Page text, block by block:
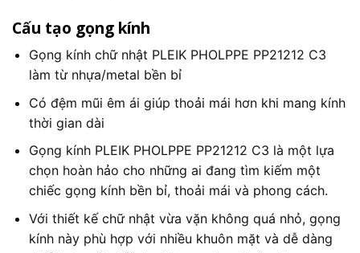
Cấu tạo gọng kính
Gọng kính chữ nhật PLEIK PHOLPPE PP21212 C3
làm từ nhựa/metal bền bỉ
Có đệm mũi êm ái giúp thoải mái hơn khi mang kính
thời gian dài
Gọng kính PLEIK PHOLPPE PP21212 C3 là một lựa
chọn hoàn hảo cho những ai đang tìm kiếm một
chiếc gọng kính bền bỉ, thoải mái và phong cách.
Với thiết kế chữ nhật vừa vặn không quá nhỏ, gọng
kính này phù hợp với nhiều khuôn mặt và dễ dàng